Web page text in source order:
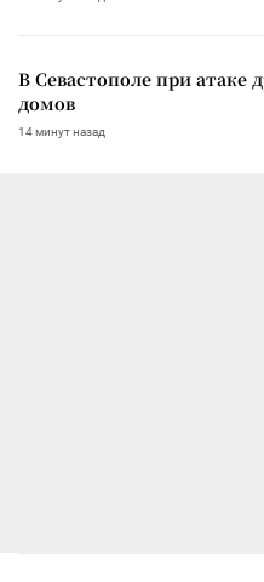
В Севастополе при атаке
домов
14 минут назад